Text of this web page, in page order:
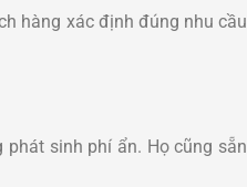
hàng xác định đúng nhu cầu
sinh phí ẩn. Họ cũng sẵn